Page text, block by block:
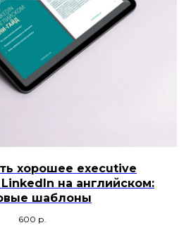
хорошее executive
на английском:
шаблоны
600 р.